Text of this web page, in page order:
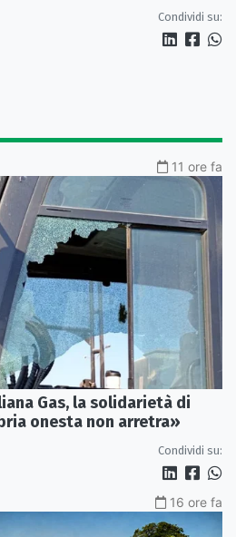
Condividi su:
11 ore fa
Gas, la solidarietà di
onesta non arretra»
Condividi su:
16 ore fa